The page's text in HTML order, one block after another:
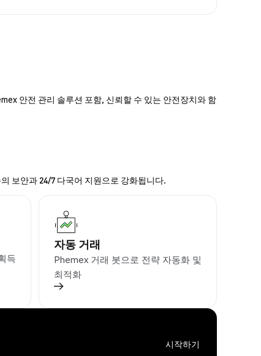
안전 관리 솔루션 포함, 신뢰할 수 있는 안전장치와 함
보안과 24/7 다국어 지원으로 강화됩니다.
득
자동 거래
Phemex 거래 봇으로 전략 자동화 및
최적화
시작하기